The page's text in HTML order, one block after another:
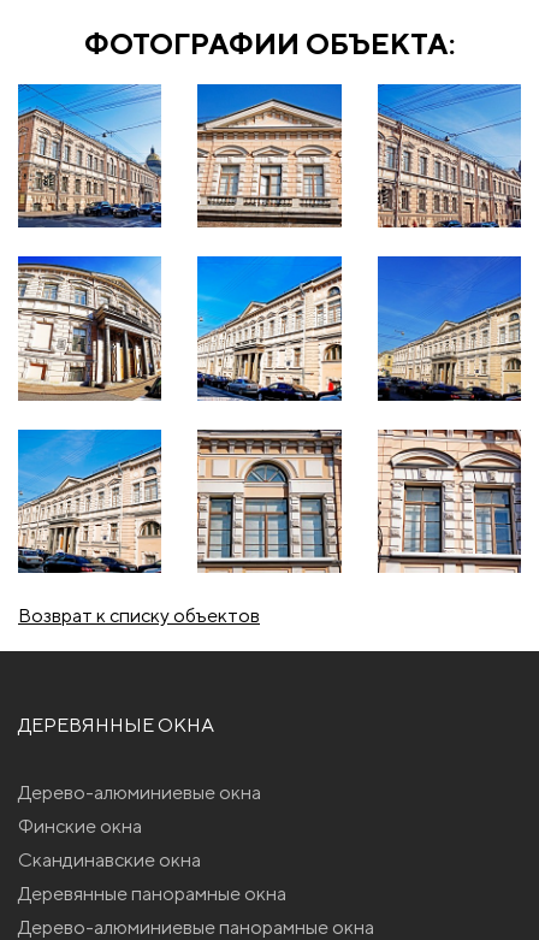
ФОТОГРАФИИ ОБЪЕКТА:
Возврат к списку объектов
ДЕРЕВЯННЫЕ ОКНА
Дерево-алюминиевые окна
Финские окна
Скандинавские окна
Деревянные панорамные окна
Дерево-алюминиевые панорамные окна